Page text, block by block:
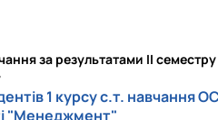
за результатами II семестру
1 курсу с.т. навчання
"Менеджмент"